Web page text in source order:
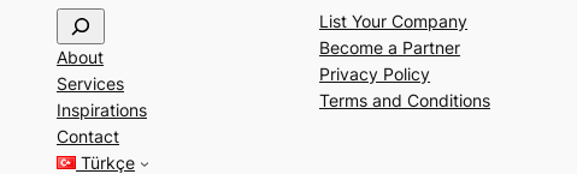
e
a
r
c
h
About
Services
Inspirations
Contact
Türkçe
List Your Company
Become a Partner
Privacy Policy
Terms and Conditions